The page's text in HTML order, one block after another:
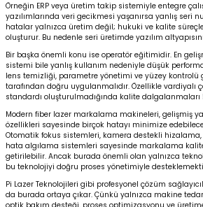
Örneğin ERP veya üretim takip sistemiyle entegre
yazılımlarında veri gecikmesi yaşanırsa yanlış seri
hatalar yalnızca üretim değil; hukuki ve kalite
oluşturur. Bu nedenle seri üretimde yazılım
Bir başka önemli konu ise operatör eğitimidir. En
sistemi bile yanlış kullanım nedeniyle düşük
lens temizliği, parametre yönetimi ve yüzey kontrolü
tarafından doğru uygulanmalıdır. Özellikle vardiyalı
standardı oluşturulmadığında kalite dalgalanmaları
Modern fiber lazer markalama makineleri, gelişmiş
özellikleri sayesinde birçok hatayı minimize
Otomatik fokus sistemleri, kamera destekli hizalama,
hata algılama sistemleri sayesinde markalama
getirilebilir. Ancak burada önemli olan yalnızca
bu teknolojiyi doğru proses yönetimiyle
Pi Lazer Teknolojileri gibi profesyonel çözüm
da burada ortaya çıkar. Çünkü yalnızca makine